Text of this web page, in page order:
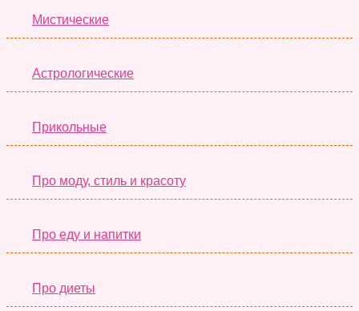
Мистические
Астрологические
Прикольные
Про моду, стиль и красоту
Про еду и напитки
Про диеты